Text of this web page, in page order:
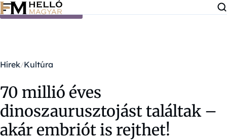
Ugrás a tartalomra
Hírek Kultúra
70 millió éves
dinoszaurusztojást találtak –
akár embriót is rejthet!